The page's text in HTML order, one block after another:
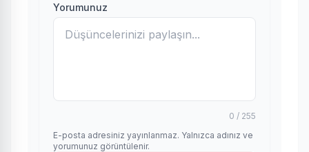
Yorumunuz
0 / 255
E-posta adresiniz yayınlanmaz. Yalnızca adınız ve
yorumunuz görüntülenir.